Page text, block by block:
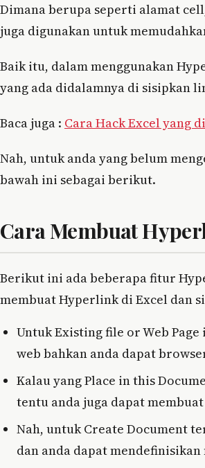
Dimana berupa seperti alamat
juga digunakan untuk
Baik itu, dalam menggunakan
yang ada didalamnya di sisipkan
Baca juga : Cara Hack Excel yang
Nah, untuk anda yang belum
bawah ini sebagai berikut.
Cara Membuat
Berikut ini ada beberapa fitur
membuat Hyperlink di Excel dan
Untuk Existing file or Web
web bahkan anda dapat
Kalau yang Place in this
tentu anda juga dapat
Nah, untuk Create Document
dan anda dapat